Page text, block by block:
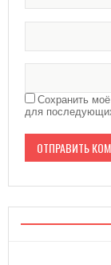
Сохранить
для